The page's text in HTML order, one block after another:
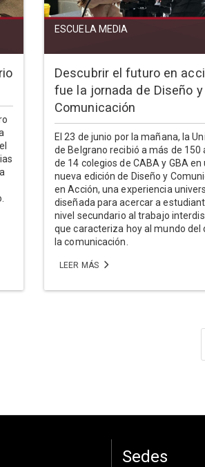
ESCUELA MEDIA
Descubrir el futuro en
fue la jornada de Diseño y
Comunicación
El 23 de junio por la mañana, la
de Belgrano recibió a más de 150
de 14 colegios de CABA y GBA en
nueva edición de Diseño y
en Acción, una experiencia
diseñada para acercar a
nivel secundario al trabajo
que caracteriza hoy al mundo del
la comunicación.
LEER MÁS
Sedes